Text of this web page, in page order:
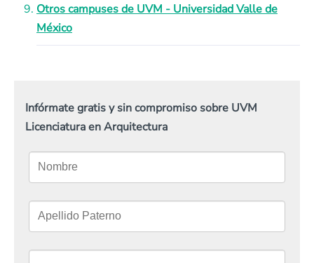
Otros campuses de UVM - Universidad Valle de
México
Infórmate gratis y sin compromiso sobre UVM
Licenciatura en Arquitectura